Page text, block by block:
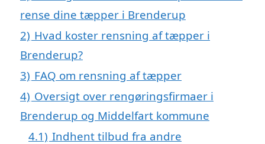
rense dine tæpper i Brenderup
2) Hvad koster rensning af tæpper i
Brenderup?
3) FAQ om rensning af tæpper
4) Oversigt over rengøringsfirmaer i
Brenderup og Middelfart kommune
4.1) Indhent tilbud fra andre